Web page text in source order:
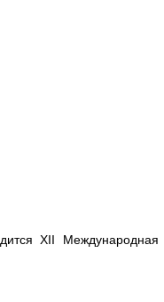
ХII Международная